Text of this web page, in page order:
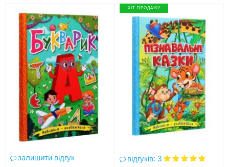
залишити відгук
ХІТ ПРОДАЖУ
відгуків: 3